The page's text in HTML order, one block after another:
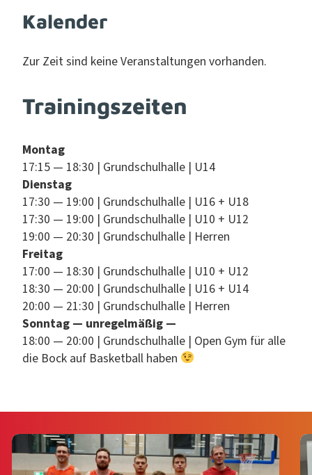
Kalender
Zur Zeit sind keine Ver­anstal­tun­gen vorhanden.
Trainingszeiten
Mon­tag
17:15 — 18:30 | Grund­schul­halle | U14
Dien­stag
17:30 — 19:00 | Grund­schul­halle | U16 + U18
17:30 — 19:00 | Grund­schul­halle | U10 + U12
19:00 — 20:30 | Grund­schul­halle | Herren
Fre­itag
17:00 — 18:30 | Grund­schul­halle | U10 + U12
18:30 — 20:00 | Grund­schul­halle | U16 + U14
20:00 — 21:30 | Grund­schul­halle | Herren
Son­ntag — unregelmäßig —
18:00 — 20:00 | Grund­schul­halle | Open Gym für alle
die Bock auf Bas­ket­ball haben